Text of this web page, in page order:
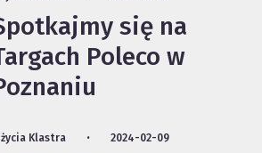
się na
Poleco w
życia Klastra 2024-02-09